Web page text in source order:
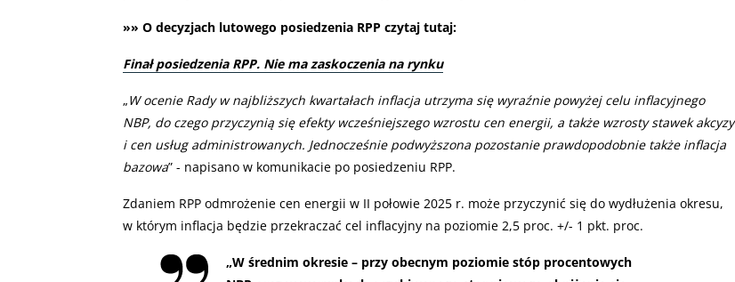
»» O decyzjach lutowego posiedzenia RPP czytaj tutaj:
Finał posiedzenia RPP. Nie ma zaskoczenia na rynku
„W ocenie Rady w najbliższych kwartałach inflacja utrzyma się wyraźnie powyżej celu inflacyjnego
NBP, do czego przyczynią się efekty wcześniejszego wzrostu cen energii, a także wzrosty stawek akcyzy
i cen usług administrowanych. Jednocześnie podwyższona pozostanie prawdopodobnie także inflacja
bazowa” - napisano w komunikacie po posiedzeniu RPP.
Zdaniem RPP odmrożenie cen energii w II połowie 2025 r. może przyczynić się do wydłużenia okresu,
w którym inflacja będzie przekraczać cel inflacyjny na poziomie 2,5 proc. +/- 1 pkt. proc.
„W średnim okresie – przy obecnym poziomie stóp procentowych